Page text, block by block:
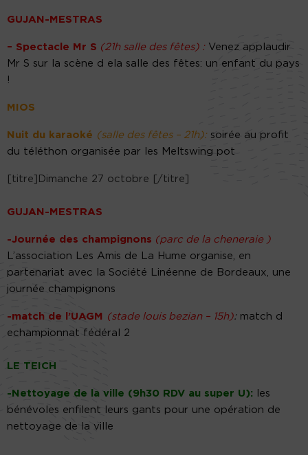
GUJAN-MESTRAS
– Spectacle Mr S (21h salle des fêtes) :Venez applaudir
Mr S sur la scène d ela salle des fêtes: un enfant du pays
!
MIOS
Nuit du karaoké (salle des fêtes – 21h):soirée au profit
du téléthon organisée par les Meltswing pot
[titre]Dimanche 27 octobre [/titre]
GUJAN-MESTRAS
-Journée des champignons (parc de la cheneraie )
L’association Les Amis de La Hume organise, en
partenariat avec la Société Linéenne de Bordeaux, une
journée champignons
-match de l’UAGM (stade louis bezian – 15h):match d
echampionnat fédéral 2
LE TEICH
-Nettoyage de la ville (9h30 RDV au super U):
les
bénévoles enfilent leurs gants pour une opération de
nettoyage de la ville